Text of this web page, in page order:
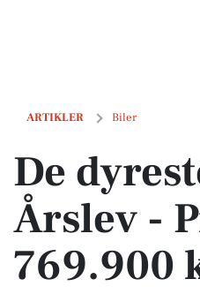
ARTIKLER Biler
De dyreste biler i Årslev - Pris
De
Årslev -
769.900